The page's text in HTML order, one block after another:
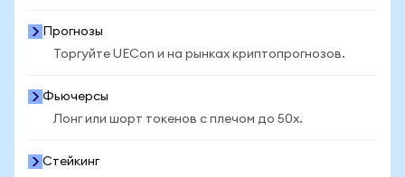
Прогнозы
Торгуйте UECon и на рынках криптопрогнозов.
Фьючерсы
Лонг или шорт токенов с плечом до 50x.
Стейкинг